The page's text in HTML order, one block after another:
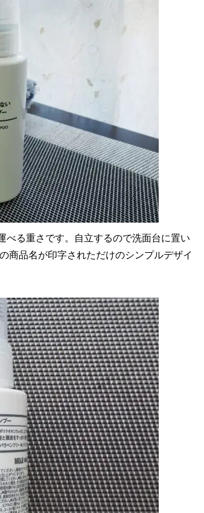
る重さです。自立するので洗面台に置い
商品名が印字されただけのシンプルデザイ